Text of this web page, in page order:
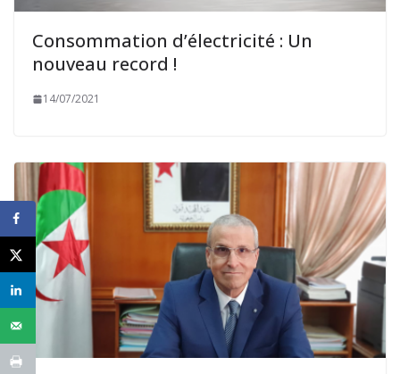
Consommation d’électricité : Un
nouveau record !
14/07/2021